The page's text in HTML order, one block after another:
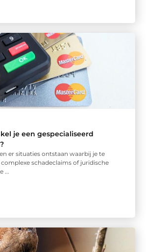
je een gespecialiseerd
er situaties ontstaan waarbij je te
schadeclaims of juridische